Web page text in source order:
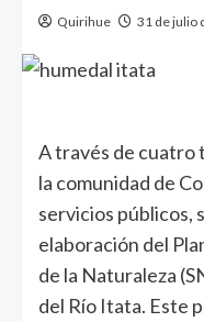
Quirihue 31 de julio
A través de cuatro
la comunidad de
servicios públicos,
elaboración del
de la Naturaleza
del Río Itata. Este